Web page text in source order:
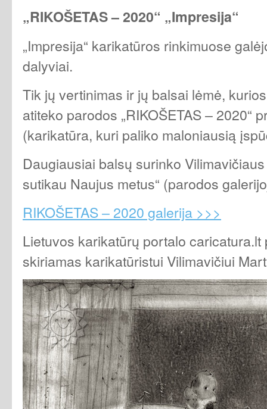
„RIKOŠETAS – 2020“ „Impresija“
„Impresija“ karikatūros rinkimuose
dalyviai.
Tik jų vertinimas ir jų balsai lėmė,
atiteko parodos „RIKOŠETAS – 2020“
(karikatūra, kuri paliko maloniausią
Daugiausiai balsų surinko
sutikau Naujus metus“ (parodos
RIKOŠETAS – 2020 galerija >>>
Lietuvos karikatūrų portalo caricatura.lt
skiriamas karikatūristui Vilimavičiui